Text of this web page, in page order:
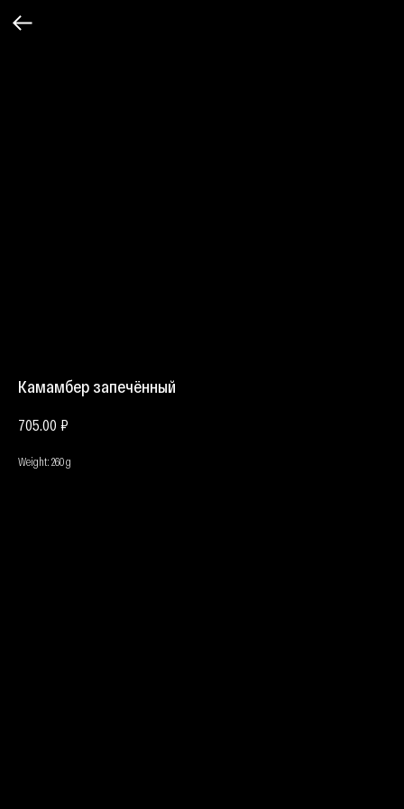
Камамбер запечённый
705.00 ₽
Weight: 260 g